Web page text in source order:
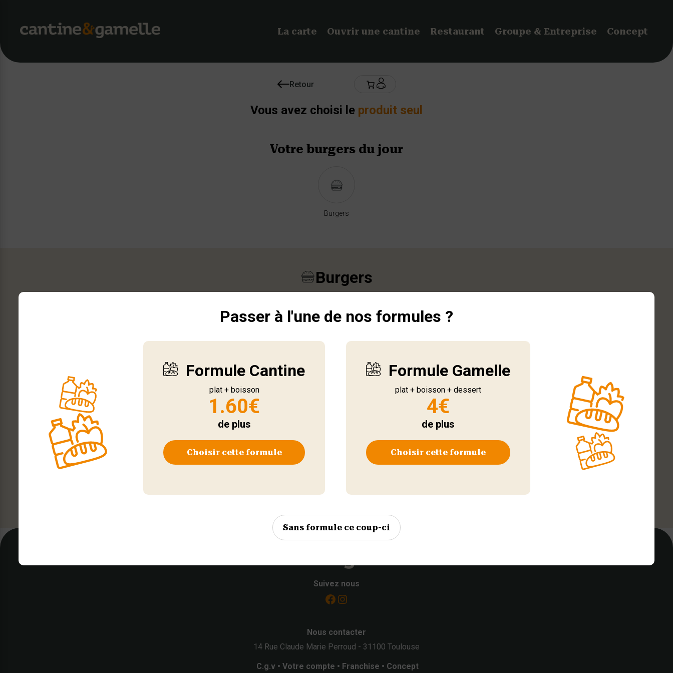
La carte Ouvrir une cantine Restaurant Groupe & Entreprise Concept
Retour
Vous avez choisi le produit seul
Votre burgers du jour
Burgers
Passer à l'une de nos formules ?
Formule Cantine
plat + boisson
1.60€
de plus
Choisir cette formule
Formule Gamelle
plat + boisson + dessert
4€
de plus
Choisir cette formule
Sans formule ce coup-ci
Burgers
Bacon
Personnaliser
Total 13,90€
Suivez nous
Facebook
Instagram
Nous contacter
14 Rue Claude Marie Perroud - 31100 Toulouse
C.g.v • Votre compte • Franchise • Concept